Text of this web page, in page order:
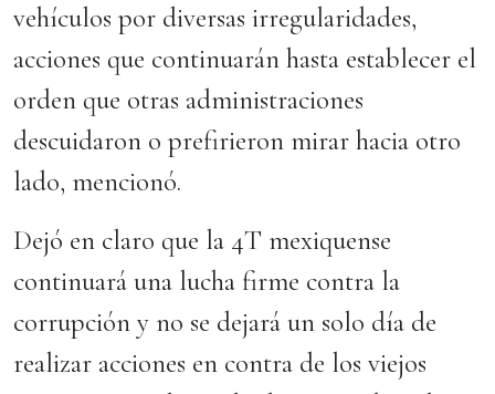
vehículos por diversas irregularidades,
acciones que continuarán hasta establecer el
orden que otras administraciones
descuidaron o prefirieron mirar hacia otro
lado, mencionó.
Dejó en claro que la 4T mexiquense
continuará una lucha firme contra la
corrupción y no se dejará un solo día de
realizar acciones en contra de los viejos